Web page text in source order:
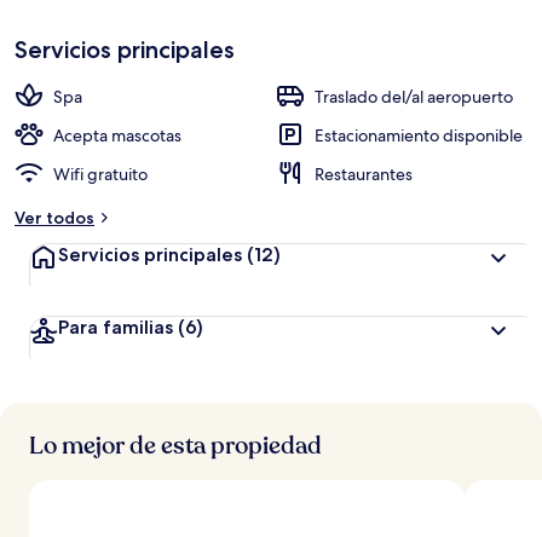
Servicios principales
Spa
Traslado del/al aeropuerto
Acepta mascotas
Estacionamiento disponible
Wifi gratuito
Restaurantes
Ver todos
Servicios principales (12)
Para familias (6)
Lo mejor de esta propiedad